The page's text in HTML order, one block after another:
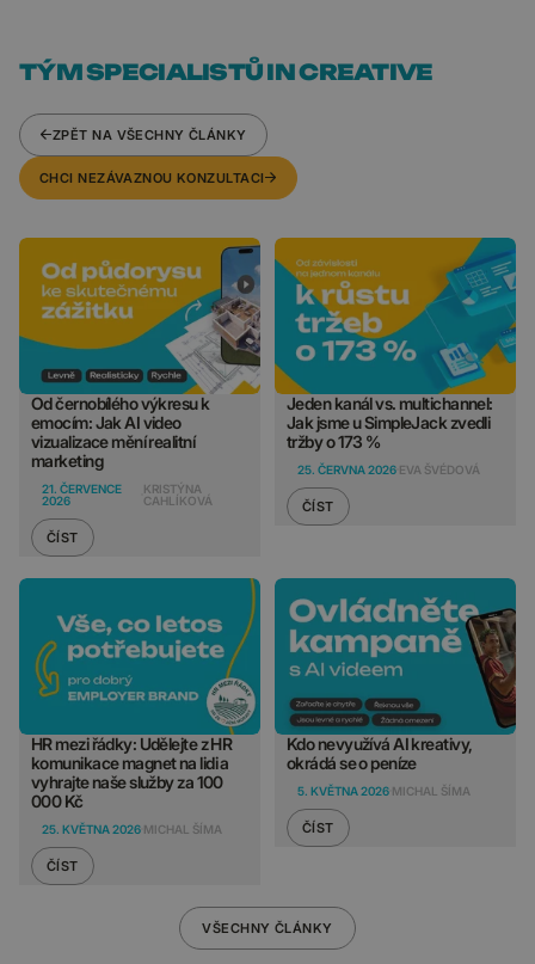
TÝM SPECIALISTŮ IN CREATIVE
ZPĚT NA VŠECHNY ČLÁNKY
CHCI NEZÁVAZNOU KONZULTACI
Od černobílého výkresu k
emocím: Jak AI video
vizualizace mění realitní
marketing
21. ČERVENCE
2026
KRISTÝNA
CAHLÍKOVÁ
ČÍST
Jeden kanál vs. multichannel:
Jak jsme u SimpleJack zvedli
tržby o 173 %
25. ČERVNA 2026 EVA ŠVÉDOVÁ
ČÍST
HR mezi řádky: Udělejte z HR
komunikace magnet na lidi a
vyhrajte naše služby za 100
000 Kč
25. KVĚTNA 2026 MICHAL ŠÍMA
ČÍST
Kdo nevyužívá AI kreativy,
okrádá se o peníze
5. KVĚTNA 2026 MICHAL ŠÍMA
ČÍST
VŠECHNY ČLÁNKY